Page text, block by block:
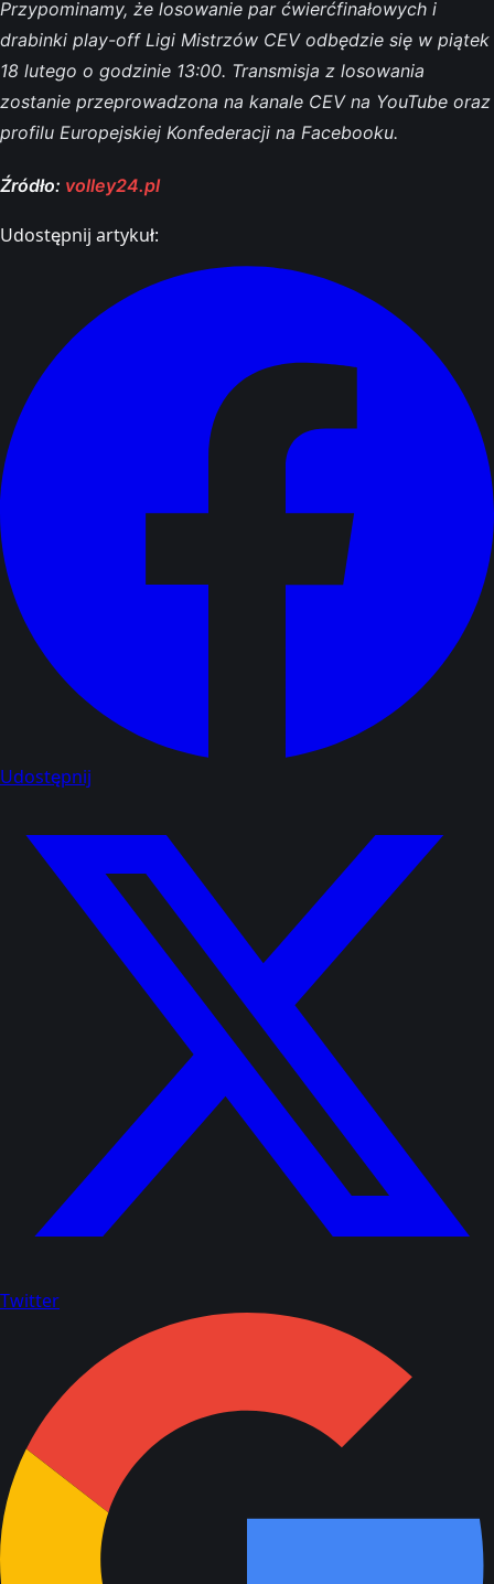
Przypominamy, że losowanie par ćwierćfinałowych i
drabinki play-off Ligi Mistrzów CEV odbędzie się w piątek
18 lutego o godzinie 13:00. Transmisja z losowania
zostanie przeprowadzona na kanale CEV na YouTube oraz
profilu Europejskiej Konfederacji na Facebooku.
Źródło: volley24.pl
Udostępnij artykuł:
Udostępnij
Twitter